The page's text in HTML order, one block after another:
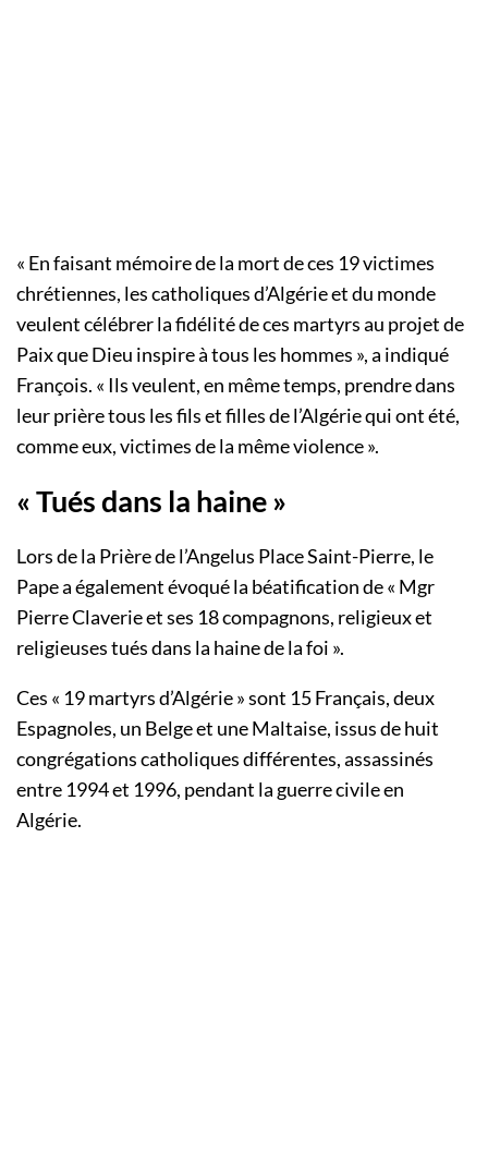
« En faisant mémoire de la mort de ces 19 victimes
chrétiennes, les catholiques d’Algérie et du monde
veulent célébrer la fidélité de ces martyrs au projet de
Paix que Dieu inspire à tous les hommes », a indiqué
François. « Ils veulent, en même temps, prendre dans
leur prière tous les fils et filles de l’Algérie qui ont été,
comme eux, victimes de la même violence ».
« Tués dans la haine »
Lors de la Prière de l’Angelus Place Saint-Pierre, le
Pape a également évoqué la béatification de « Mgr
Pierre Claverie et ses 18 compagnons, religieux et
religieuses tués dans la haine de la foi ».
Ces « 19 martyrs d’Algérie » sont 15 Français, deux
Espagnoles, un Belge et une Maltaise, issus de huit
congrégations catholiques différentes, assassinés
entre 1994 et 1996, pendant la guerre civile en
Algérie.